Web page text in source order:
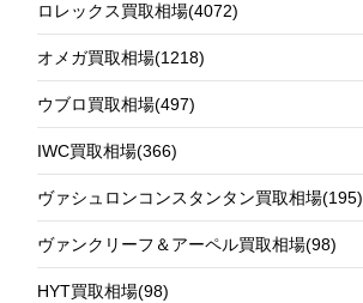
ロレックス買取相場(4072)
オメガ買取相場(1218)
ウブロ買取相場(497)
IWC買取相場(366)
ヴァシュロンコンスタンタン買取相場(195)
ヴァンクリーフ＆アーペル買取相場(98)
HYT買取相場(98)